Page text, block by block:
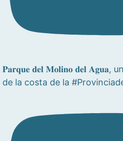
𝐏𝐚𝐫𝐪𝐮𝐞 𝐝𝐞𝐥 𝐌𝐨𝐥𝐢𝐧𝐨 𝐝𝐞𝐥 𝐀𝐠𝐮𝐚,
de la costa de la